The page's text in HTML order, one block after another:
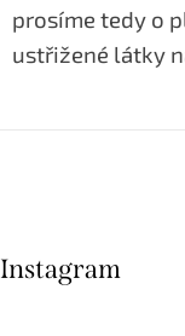
prosíme tedy o
ustřižené látky
Instagram